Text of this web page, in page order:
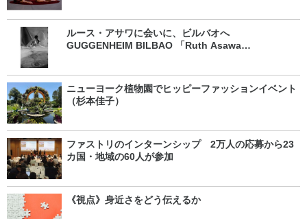
ルース・アサワに会いに、ビルバオへ
GUGGENHEIM BILBAO 「Ruth Asawa
ニューヨーク植物園でヒッピーファッションイベント
（杉本佳子）
ファストリのインターンシップ 2万人の応募から23
カ国・地域の60人が参加
《視点》身近さをどう伝えるか